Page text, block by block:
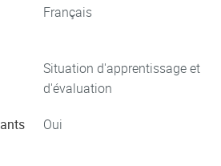
Français
Situation d'apprentissage et
d'évaluation
Oui